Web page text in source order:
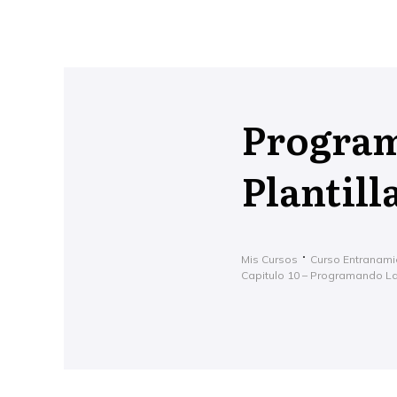
Mis Cursos Curso
Capitulo 10 – Programando